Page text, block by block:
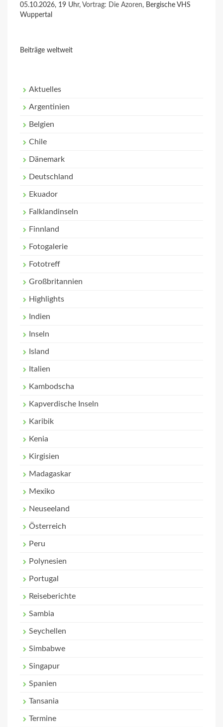
05.10.2026, 19 Uhr, Vortrag: Die Azoren, Bergische VHS
Wuppertal
Beiträge weltweit
Aktuelles
Argentinien
Belgien
Chile
Dänemark
Deutschland
Ekuador
Falklandinseln
Finnland
Fotogalerie
Fototreff
Großbritannien
Highlights
Indien
Inseln
Island
Italien
Kambodscha
Kapverdische Inseln
Karibik
Kenia
Kirgisien
Madagaskar
Mexiko
Neuseeland
Österreich
Peru
Polynesien
Portugal
Reiseberichte
Sambia
Seychellen
Simbabwe
Singapur
Spanien
Tansania
Termine